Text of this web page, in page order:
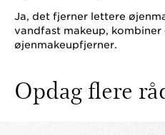
Ja, det fjerner lettere
vandfast makeup,
øjenmakeupfjerner.
Opdag flere